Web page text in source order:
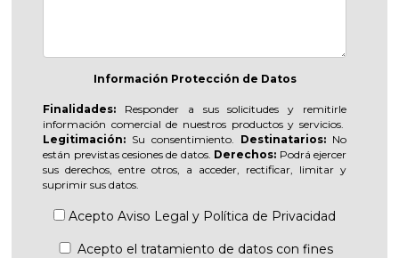
Información Protección de Datos
Finalidades: Responder a sus solicitudes y remitirle
información comercial de nuestros productos y servicios.
Legitimación: Su consentimiento. Destinatarios:No
están previstas cesiones de datos. Derechos: Podrá ejercer
sus derechos, entre otros, a acceder, rectificar, limitar y
suprimir sus datos.
AceptoAviso Legal y Política de Privacidad
Acepto el tratamiento de datos con fines